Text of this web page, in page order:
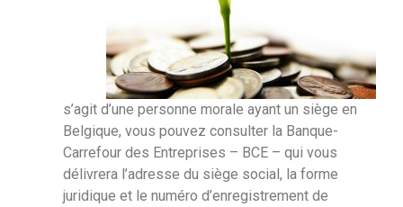
s’agit d’une personne morale ayant un siège en
Belgique, vous pouvez consulter la Banque-
Carrefour des Entreprises – BCE – qui vous
délivrera l’adresse du siège social, la forme
juridique et le numéro d’enregistrement de